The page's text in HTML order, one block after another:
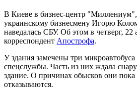
В Киеве в бизнес-центр
украинскому бизнесмену Игорю
наведалась СБУ. Об этом в четверг, 22
корреспондент Апострофа.
У здания замечены три
спецслужбы. Часть из них ждала
здание. О причинах обысков они пока
отказываются.